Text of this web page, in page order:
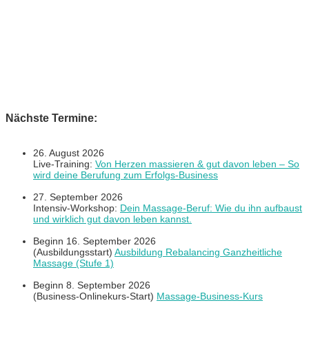
Nächste Termine:
26. August 2026
Live-Training: Von Herzen massieren & gut davon leben – So
wird deine Berufung zum Erfolgs-Business
27. September 2026
Intensiv-Workshop: Dein Massage-Beruf: Wie du ihn aufbaust
und wirklich gut davon leben kannst.
Beginn 16. September 2026
(Ausbildungsstart) Ausbildung Rebalancing Ganzheitliche
Massage (Stufe 1)
Beginn 8. September 2026
(Business-Onlinekurs-Start) Massage-Business-Kurs